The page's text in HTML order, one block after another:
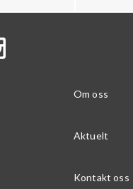
Om oss
Aktuelt
Kontakt oss